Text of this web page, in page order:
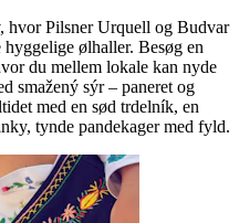
hvor Pilsner Urquell og Budvar
ølhaller. Besøg en
du mellem lokale kan nyde
smažený sýr – paneret og
med en sød trdelník, en
tynde pandekager med fyld.